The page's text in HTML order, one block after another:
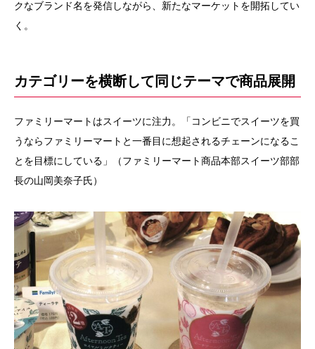
クなブランド名を発信しながら、新たなマーケットを開拓してい
く。
カテゴリーを横断して同じテーマで商品展開
ファミリーマートはスイーツに注力。「コンビニでスイーツを買
うならファミリーマートと一番目に想起されるチェーンになるこ
とを目標にしている」（ファミリーマート商品本部スイーツ部部
長の山岡美奈子氏）